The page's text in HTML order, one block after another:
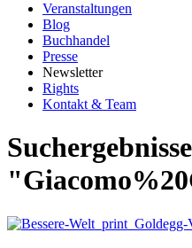
Veranstaltungen
Blog
Buchhandel
Presse
Newsletter
Rights
Kontakt & Team